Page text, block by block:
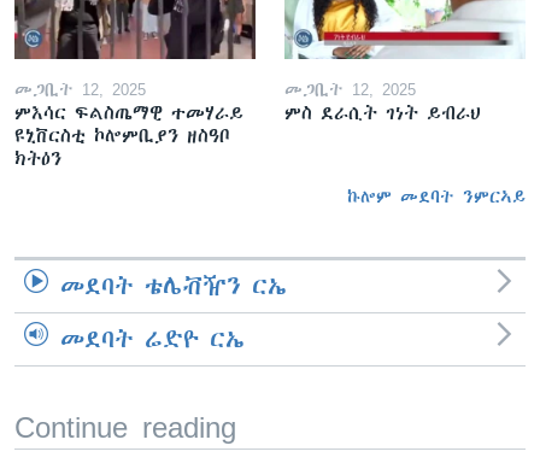
መጋቢት 12, 2025
ምእሳር ፍልስጤማዊ ተመሃራይ
ዩኒቨርስቲ ኮሎምቢያን ዘስዓቦ
ክትዕን
መጋቢት 12, 2025
ምስ ደራሲት ገነት ይብራህ
ኩሎም መደባት ንምርኣይ
መደባት ቴሌቭዥን ርኤ
መደባት ሬድዮ ርኤ
Continue reading